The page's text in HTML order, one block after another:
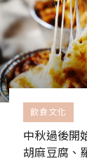
飲食文化
中秋過後開
胡麻豆腐、